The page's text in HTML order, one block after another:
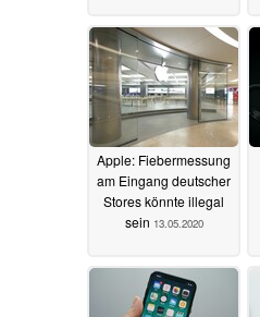
Apple: Fiebermessung
am Eingang deutscher
Stores könnte illegal
sein 13.05.2020